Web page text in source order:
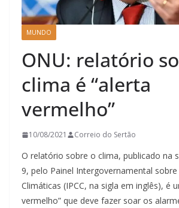
MUNDO
ONU: relatório
clima é “alerta
vermelho”
10/08/2021 Correio do Sertão
O relatório sobre o clima, publicado na
9, pelo Painel Intergovernamental
Climáticas (IPCC, na sigla em inglês), é
vermelho” que deve fazer soar os